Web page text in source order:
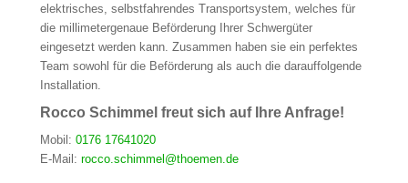
elektrisches, selbstfahrendes Transportsystem, welches für
die millimetergenaue Beförderung Ihrer Schwergüter
eingesetzt werden kann. Zusammen haben sie ein perfektes
Team sowohl für die Beförderung als auch die darauffolgende
Installation.
Rocco Schimmel freut sich auf Ihre Anfrage!
Mobil: 0176 17641020
E-Mail: rocco.schimmel@thoemen.de